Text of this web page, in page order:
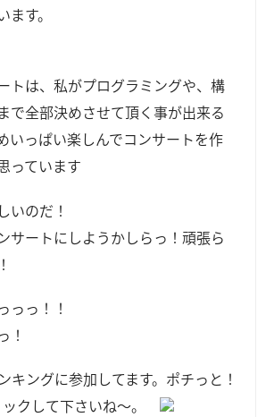
す。
トは、私がプログラミングや、構
で全部決めさせて頂く事が出来る
いっぱい楽しんでコンサートを作
っています
いのだ！
サートにしようかしらっ！頑張ら
っっ！！
！
ングに参加してます。ポチっと！
ックして下さいね～。